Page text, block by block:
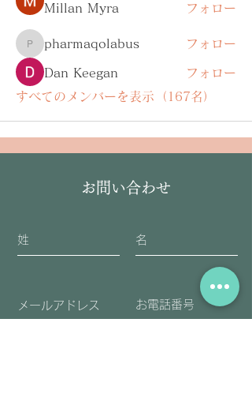
Millan Myra フォロー
pharmaqolabus
pharmaqolabus フォロー
Dan Keegan
フォロー
すべてのメンバーを表示（167名）
お問い合わせ